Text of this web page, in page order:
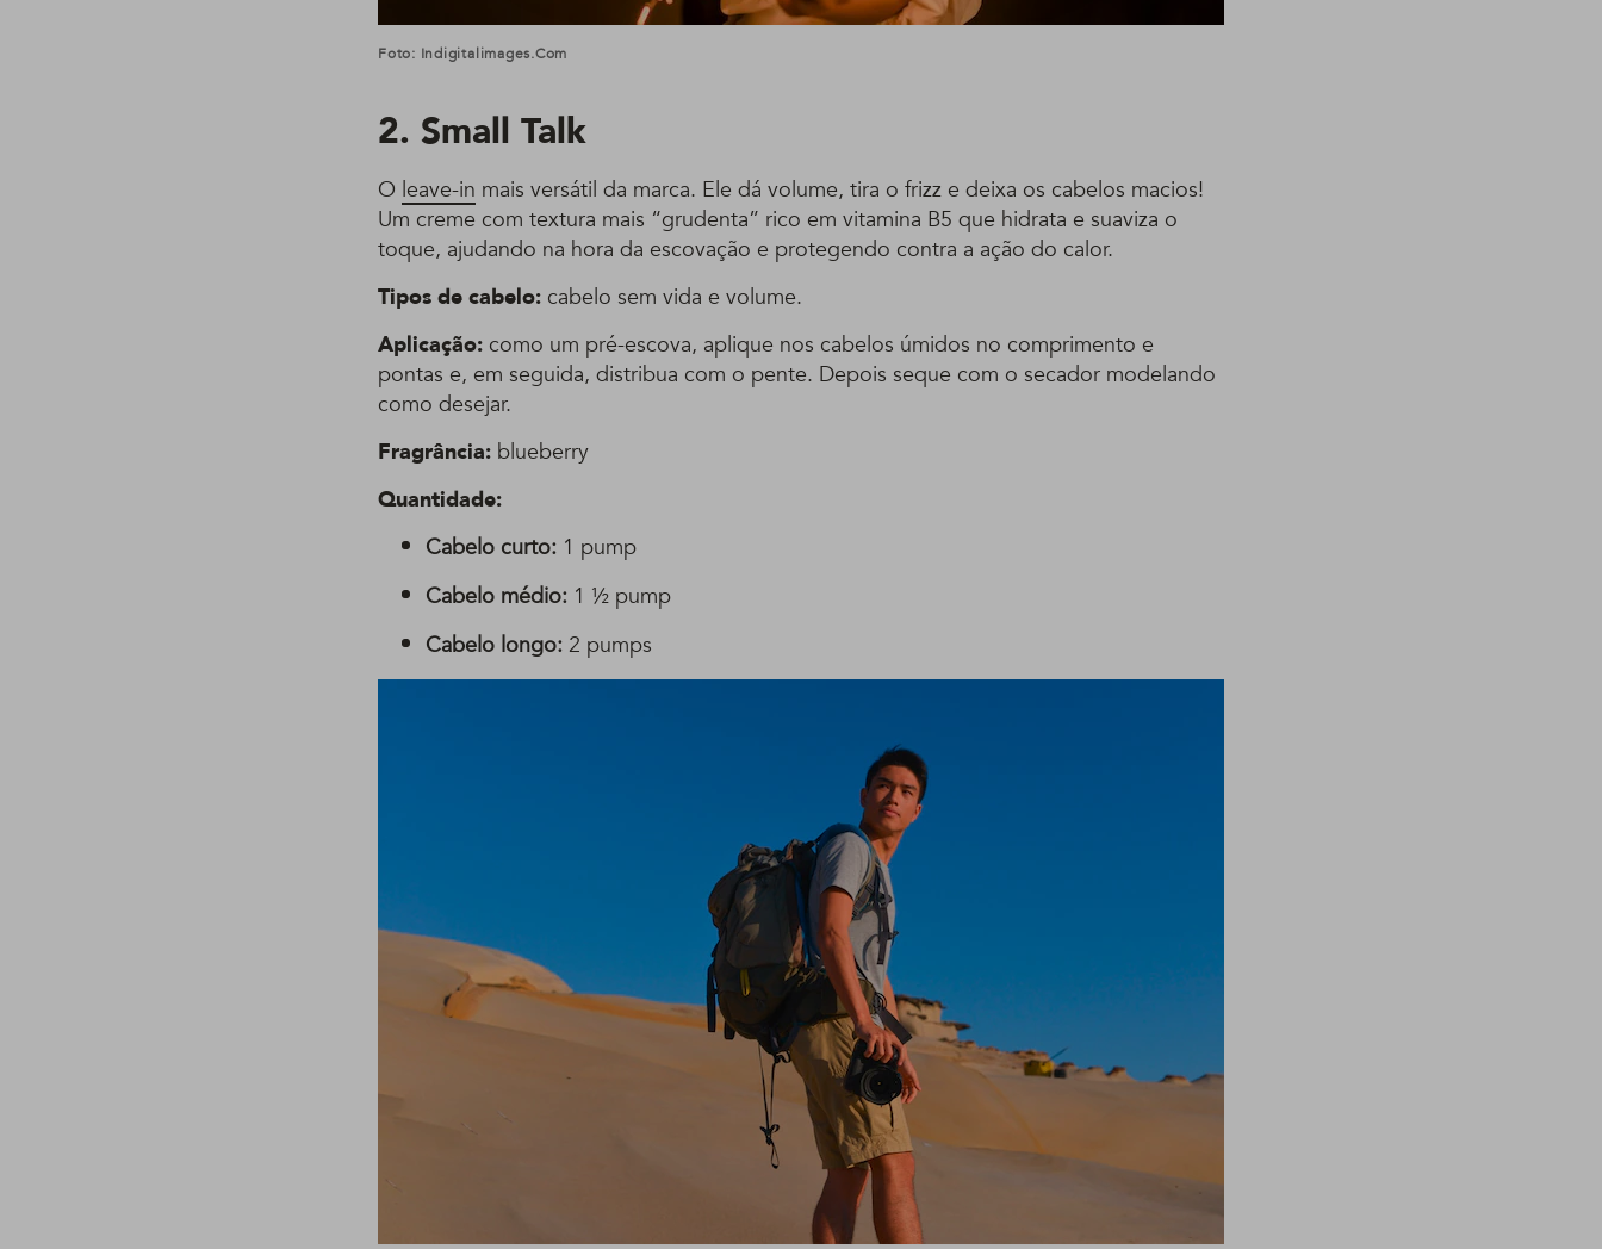
Foto: Indigitalimages.com
2. Small Talk
O leave-in mais versátil da marca. Ele dá volume, tira o frizz e deixa os cabelos macios!
Um creme com textura mais “grudenta” rico em vitamina B5 que hidrata e suaviza o
toque, ajudando na hora da escovação e protegendo contra a ação do calor.
Tipos de cabelo: cabelo sem vida e volume.
Aplicação: como um pré-escova, aplique nos cabelos úmidos no comprimento e
pontas e, em seguida, distribua com o pente. Depois seque com o secador modelando
como desejar.
Fragrância: blueberry
Quantidade:
Cabelo curto: 1 pump
Cabelo médio: 1 ½ pump
Cabelo longo: 2 pumps